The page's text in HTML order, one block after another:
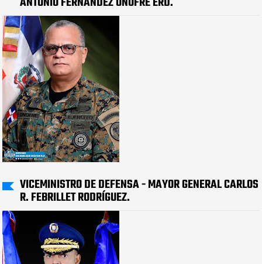
VICEMINISTRO DE DEFENSA - MAYOR GENERAL CARLOS
R. FEBRILLET RODRÍGUEZ.